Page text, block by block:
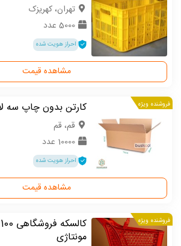
تهران، کهریزک
5000 عدد
احراز هویت شده
مشاهده قیمت
فروشنده ویژه کارتن بدون چاپ سه
قم، قم
10000 عدد
احراز هویت شده
مشاهده قیمت
فروشنده ویژه
مونتاژی